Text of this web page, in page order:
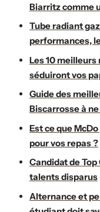
Biarritz comme
Tube radiant
performances,
Les 10
séduiront vos
Guide des
Biscarrosse à
Est ce que
pour vos repas ?
Candidat de
talents disparus
Alternance et